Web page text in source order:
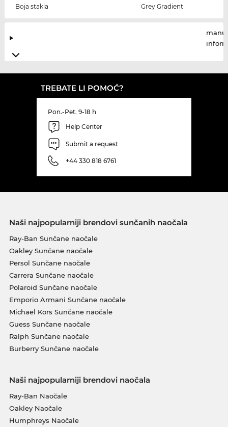
Boja stakla
Grey Gradient
TREBATE LI POMOĆ?
Pon.-Pet. 9-18 h
Help Center
Submit a request
+44 330 818 6761
Naši najpopularniji brendovi sunčanih naočala
Ray-Ban Sunčane naočale
Oakley Sunčane naočale
Persol Sunčane naočale
Carrera Sunčane naočale
Polaroid Sunčane naočale
Emporio Armani Sunčane naočale
Michael Kors Sunčane naočale
Guess Sunčane naočale
Ralph Sunčane naočale
Burberry Sunčane naočale
Naši najpopularniji brendovi naočala
Ray-Ban Naočale
Oakley Naočale
Humphreys Naočale